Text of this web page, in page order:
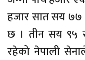
हजार सात सय ७७
छ । तीन सय ९५
रहेको नेपाली